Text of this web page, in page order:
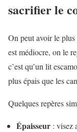
sacrifier le
On peut avoir le plus
est médiocre, on le
c’est qu’un lit
plus épais que les
Quelques repères
Épaisseur : visez